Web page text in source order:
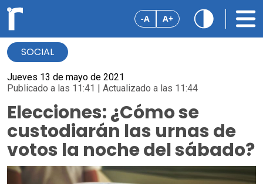
-A A+
SOCIAL
Jueves 13 de mayo de 2021
Publicado a las 11:41 | Actualizado a las 11:44
Elecciones: ¿Cómo se
custodiarán las urnas de
votos la noche del sábado?